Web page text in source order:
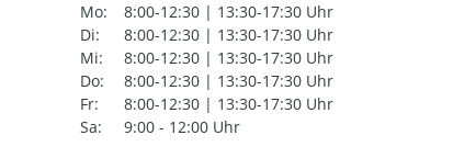
Mo:
8:00-12:30 | 13:30-17:30 Uhr
Di:
8:00-12:30 | 13:30-17:30 Uhr
Mi:
8:00-12:30 | 13:30-17:30 Uhr
Do:
8:00-12:30 | 13:30-17:30 Uhr
Fr:
8:00-12:30 | 13:30-17:30 Uhr
Sa:
9:00 - 12:00 Uhr